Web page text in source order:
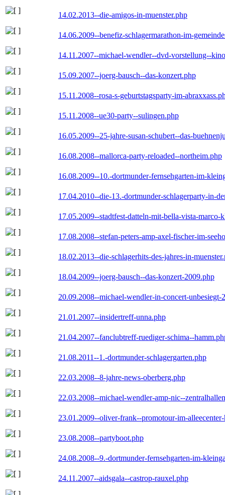
14.02.2013--die-amigos-in-muenster.php
14.06.2009--benefiz-schlagermarathon-im-
14.11.2007--michael-wendler--dvd-vorstellung--
15.09.2007--joerg-bausch--das-konzert.php
15.11.2008--rosa-s-geburtstagsparty-im-
15.11.2008--ue30-party--sulingen.php
16.05.2009--25-jahre-susan-schubert--das-
16.08.2008--mallorca-party-reloaded--northeim.php
16.08.2009--10.-dortmunder-fernsehgarten-im-
17.04.2010--die-13.-dortmunder-schlagerparty-in-
17.05.2009--stadtfest-datteln-mit-bella-vista-marco-
17.08.2008--stefan-peters-amp-axel-fischer-im-
18.02.2013--die-schlagerhits-des-jahres-in-
18.04.2009--joerg-bausch--das-konzert-2009.php
20.09.2008--michael-wendler-in-concert-unbesiegt-
21.01.2007--insidertreff-unna.php
21.04.2007--fanclubtreff-ruediger-schima--
21.08.2011--1.-dortmunder-schlagergarten.php
22.03.2008--8-jahre-news-oberberg.php
22.03.2008--michael-wendler-amp-nic--
23.01.2009--oliver-frank--promotour-im-
23.08.2008--partyboot.php
24.08.2008--9.-dortmunder-fernsehgarten-im-
24.11.2007--aidsgala--castrop-rauxel.php